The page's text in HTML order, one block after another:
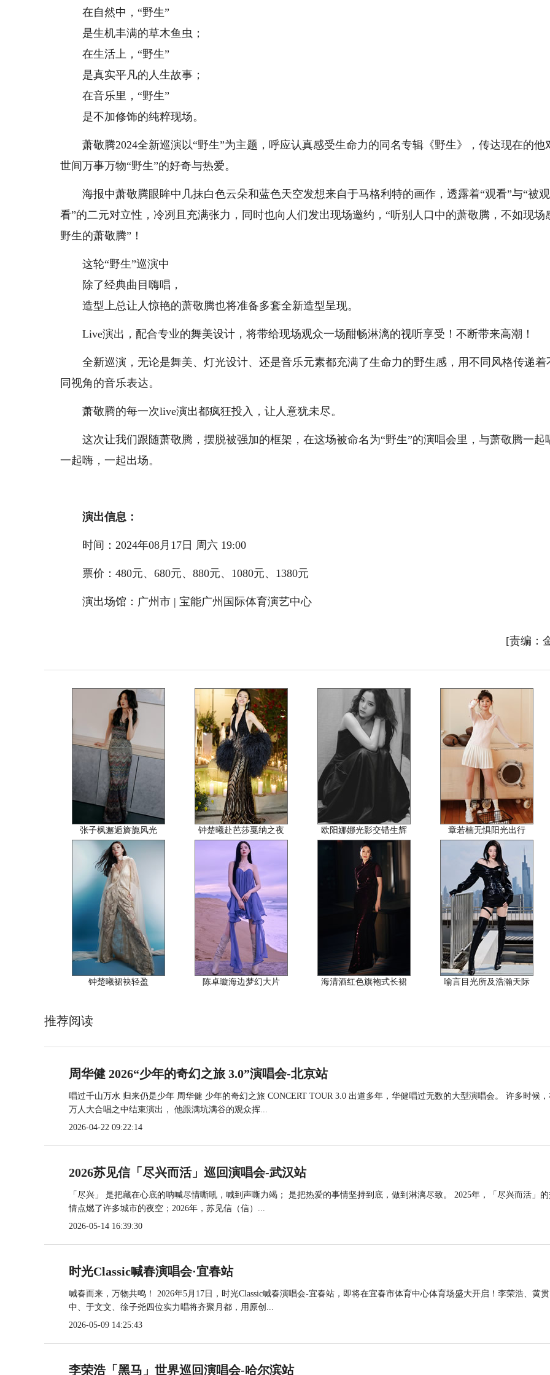
在自然中，“野生”
是生机丰满的草木鱼虫；
在生活上，“野生”
是真实平凡的人生故事；
在音乐里，“野生”
是不加修饰的纯粹现场。
萧敬腾2024全新巡演以“野生”为主题，呼应认真感受生命力的同名专辑《野生》，传达现在的他
世间万事万物“野生”的好奇与热爱。
海报中萧敬腾眼眸中几抹白色云朵和蓝色天空发想来自于马格利特的画作，透露着“观看”与“被观
看”的二元对立性，冷冽且充满张力，同时也向人们发出现场邀约，“听别人口中的萧敬腾，不如现场
野生的萧敬腾”！
这轮“野生”巡演中
除了经典曲目嗨唱，
造型上总让人惊艳的萧敬腾也将准备多套全新造型呈现。
Live演出，配合专业的舞美设计，将带给现场观众一场酣畅淋漓的视听享受！不断带来高潮！
全新巡演，无论是舞美、灯光设计、还是音乐元素都充满了生命力的野生感，用不同风格传递着
同视角的音乐表达。
萧敬腾的每一次live演出都疯狂投入，让人意犹未尽。
这次让我们跟随萧敬腾，摆脱被强加的框架，在这场被命名为“野生”的演唱会里，与萧敬腾一起
一起嗨，一起出场。
演出信息：
时间：2024年08月17日 周六 19:00
票价：480元、680元、880元、1080元、1380元
演出场馆：广州市 | 宝能广州国际体育演艺中心
[责编：
张子枫邂逅旖旎风光 钟楚曦赴芭莎戛纳之夜 欧阳娜娜光影交错生辉 章若楠无惧阳光出行
钟楚曦裙袂轻盈 陈卓璇海边梦幻大片 海清酒红色旗袍式长裙 喻言目光所及浩瀚天际
推荐阅读
周华健 2026“少年的奇幻之旅 3.0”演唱会-北京站
唱过千山万水 归来仍是少年 周华健 少年的奇幻之旅 CONCERT TOUR 3.0 出道多年，华健唱过无数的大型演唱会。 许多时候
万人大合唱之中结束演出， 他跟满坑满谷的观众挥...
2026-04-22 09:22:14
2026苏见信「尽兴而活」巡回演唱会-武汉站
「尽兴」 是把藏在心底的呐喊尽情嘶吼，喊到声嘶力竭； 是把热爱的事情坚持到底，做到淋漓尽致。 2025年，「尽兴而活」
情点燃了许多城市的夜空；2026年，苏见信（信）...
2026-05-14 16:39:30
时光Classic喊春演唱会·宜春站
喊春而来，万物共鸣！ 2026年5月17日，时光Classic喊春演唱会-宜春站，即将在宜春市体育中心体育场盛大开启！李荣浩、黄贯
中、于文文、徐子尧四位实力唱将齐聚月都，用原创...
2026-05-09 14:25:43
李荣浩「黑马」世界巡回演唱会-哈尔滨站